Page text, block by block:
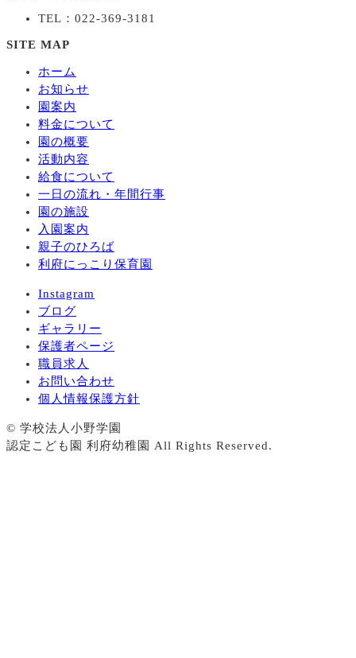
TEL：022-369-3181
SITE MAP
ホーム
お知らせ
園案内
料金について
園の概要
活動内容
給食について
一日の流れ・年間行事
園の施設
入園案内
親子のひろば
利府にっこり保育園
Instagram
ブログ
ギャラリー
保護者ページ
職員求人
お問い合わせ
個人情報保護方針
© 学校法人小野学園
認定こども園 利府幼稚園 All Rights Reserved.